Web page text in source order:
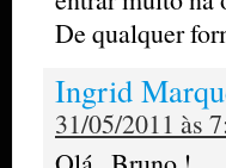
De qualquer
Ingrid
31/05/2011 às